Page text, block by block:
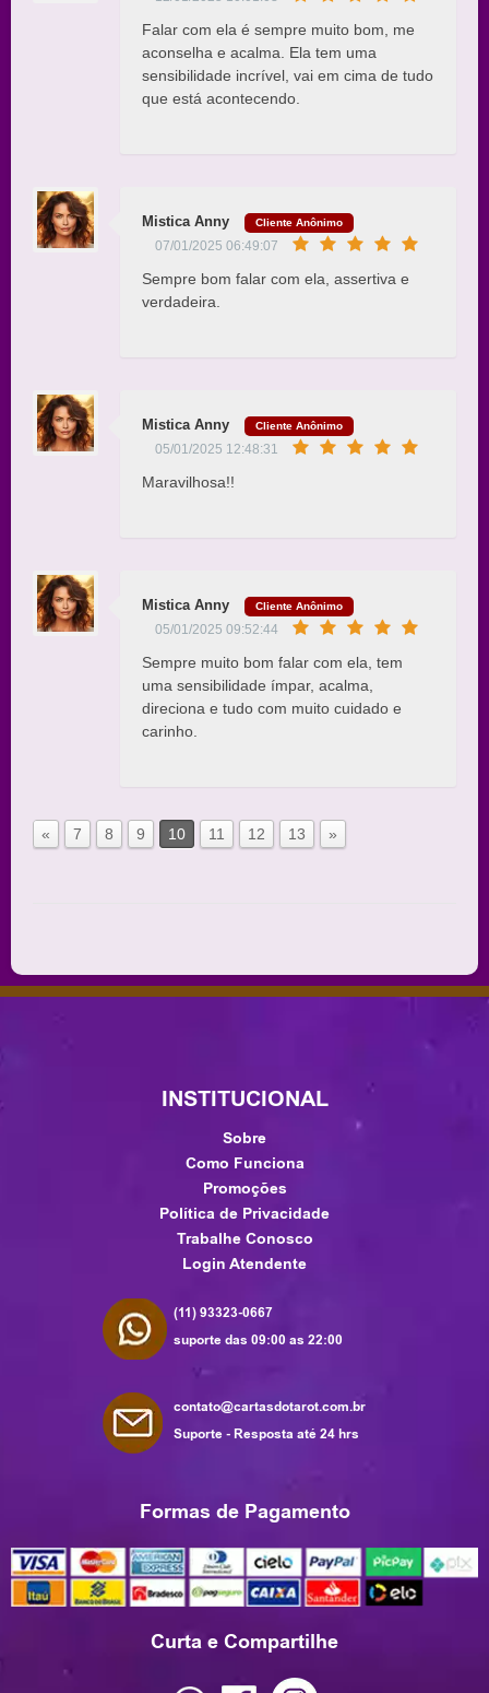
Falar com ela é sempre muito bom, me
aconselha e acalma. Ela tem uma
sensibilidade incrível, vai em cima de tudo
que está acontecendo.
Mistica Anny Cliente Anônimo
07/01/2025 06:49:07
Sempre bom falar com ela, assertiva e
verdadeira.
Mistica Anny Cliente Anônimo
05/01/2025 12:48:31
Maravilhosa!!
Mistica Anny Cliente Anônimo
05/01/2025 09:52:44
Sempre muito bom falar com ela, tem
uma sensibilidade ímpar, acalma,
direciona e tudo com muito cuidado e
carinho.
« 7 8 9 10 11 12 13 »
INSTITUCIONAL
Sobre
Como Funciona
Promoções
Política de Privacidade
Trabalhe Conosco
Login Atendente
(11) 93323-0667
suporte das 09:00 as 22:00
contato@cartasdotarot.com.br
Suporte - Resposta até 24 hrs
Formas de Pagamento
Curta e Compartilhe